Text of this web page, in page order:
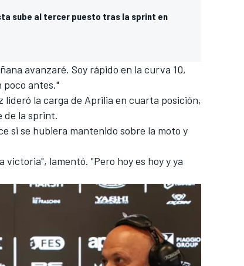
sube al tercer puesto tras la sprint en
avanzaré. Soy rápido en la curva 10,
poco antes."
lideró la carga de Aprilia en cuarta posición,
de la sprint.
si se hubiera mantenido sobre la moto y
lamentó. "Pero hoy es hoy y ya